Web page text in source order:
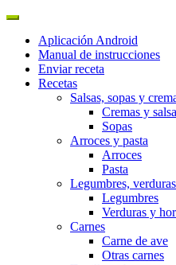
Aplicación Android
Manual de instrucciones
Enviar receta
Recetas
Salsas, sopas y
Cremas y
Sopas
Arroces y pasta
Arroces
Pasta
Legumbres,
Legumbres
Verduras y
Carnes
Carne de ave
Otras carnes